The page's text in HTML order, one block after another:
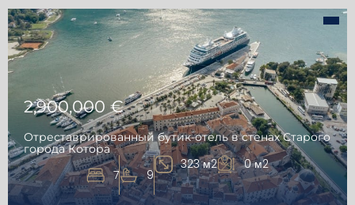
2,900,000 €
Отреставрированный бутик-отель в стенах Старого
города Котора
7 9
323 м2 0 м2